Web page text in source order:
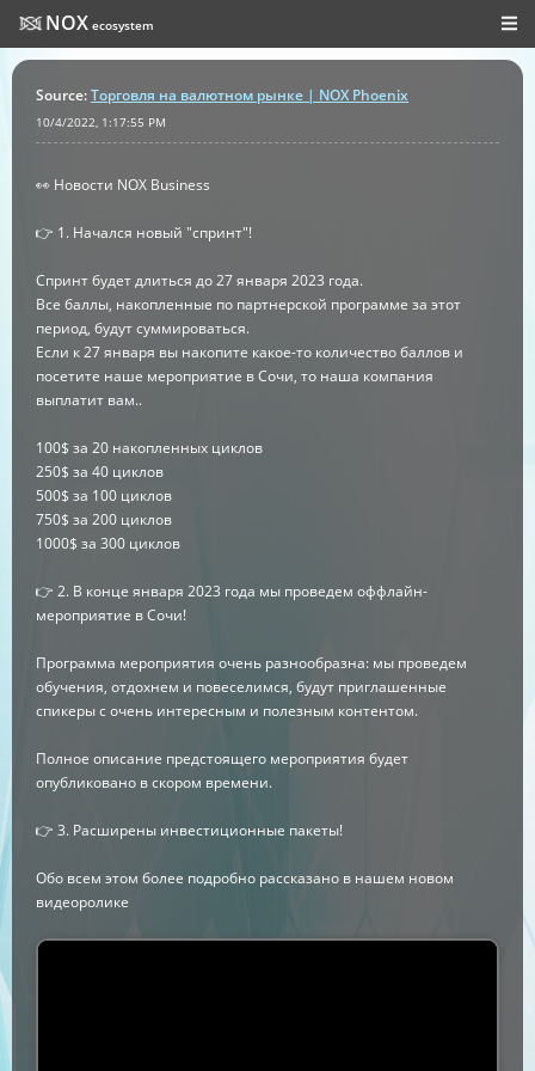
NOX ecosystem
Source:Торговля на валютном рынке | NOX Phoenix
10/4/2022, 1:17:55 PM
👀 Новости NOX Business
👉 1. Начался новый "спринт"!
Спринт будет длиться до 27 января 2023 года.
Все баллы, накопленные по партнерской программе за этот
период, будут суммироваться.
Если к 27 января вы накопите какое-то количество баллов и
посетите наше мероприятие в Сочи, то наша компания
выплатит вам..
100$ за 20 накопленных циклов
250$ за 40 циклов
500$ за 100 циклов
750$ за 200 циклов
1000$ за 300 циклов
👉 2. В конце января 2023 года мы проведем оффлайн-
мероприятие в Сочи!
Программа мероприятия очень разнообразна: мы проведем
обучения, отдохнем и повеселимся, будут приглашенные
спикеры с очень интересным и полезным контентом.
Полное описание предстоящего мероприятия будет
опубликовано в скором времени.
👉 3. Расширены инвестиционные пакеты!
Обо всем этом более подробно рассказано в нашем новом
видеоролике